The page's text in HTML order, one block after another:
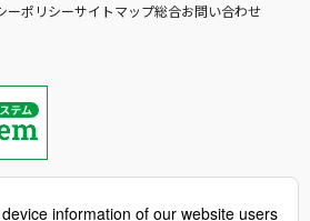
ーポリシーサイトマップ総合お問い合わせ